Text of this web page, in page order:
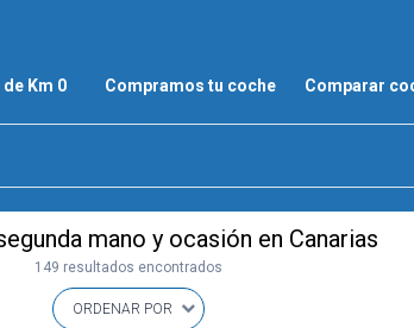
Km 0 Compramos tu coche Comparar
mano y ocasión en Canarias
149 resultados encontrados